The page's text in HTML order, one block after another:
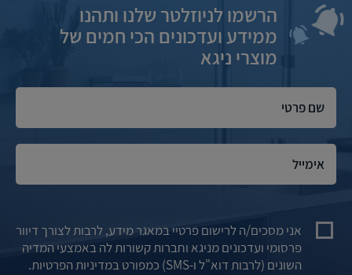
הרשמו לניוזלטר שלנו ותהנו
ממידע ועדכונים הכי חמים של
מוצרי ניגא
אני מסכים/ה לרישום פרטיי במאגר מידע, לרבות לצורך דיוור
פרסומי ועדכונים מניגא וחברות קשורות לה באמצעי המדיה
השונים (לרבות דוא"ל ו-SMS) כמפורט במדיניות הפרטיות.